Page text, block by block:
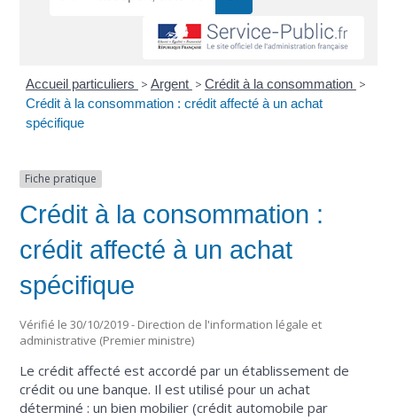
Accueil particuliers > Argent > Crédit à la consommation >
Crédit à la consommation : crédit affecté à un achat
spécifique
Fiche pratique
Crédit à la consommation :
crédit affecté à un achat
spécifique
Vérifié le 30/10/2019 - Direction de l'information légale et
administrative (Premier ministre)
Le crédit affecté est accordé par un établissement de
crédit ou une banque. Il est utilisé pour un achat
déterminé : un bien mobilier (crédit automobile par